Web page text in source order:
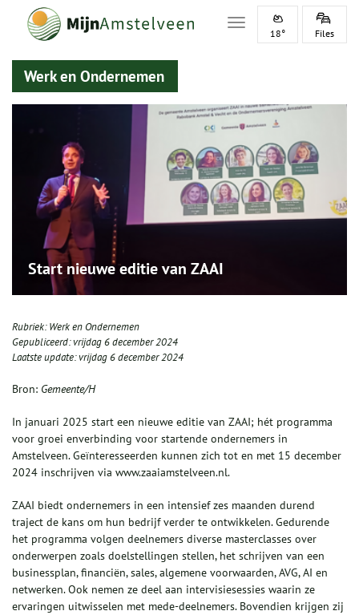
Toggle navigation
18° Files
Werk en Ondernemen
Start nieuwe editie van ZAAI
Rubriek:Werk en Ondernemen
Gepubliceerd:vrijdag 6 december 2024
Laatste update:vrijdag 6 december 2024
Bron: Gemeente/H
In januari 2025 start een nieuwe editie van ZAAI; hét programma
voor groei enverbinding voor startende ondernemers in
Amstelveen. Geïnteresseerden kunnen zich tot en met 15 december
2024 inschrijven via www.zaaiamstelveen.nl.
ZAAI biedt ondernemers in een intensief zes maanden durend
traject de kans om hun bedrijf verder te ontwikkelen. Gedurende
het programma volgen deelnemers diverse masterclasses over
onderwerpen zoals doelstellingen stellen, het schrijven van een
businessplan, financiën, sales, algemene voorwaarden, AVG, AI en
netwerken. Ook nemen ze deel aan intervisiesessies waarin ze
ervaringen uitwisselen met mede-deelnemers. Bovendien krijgen zij